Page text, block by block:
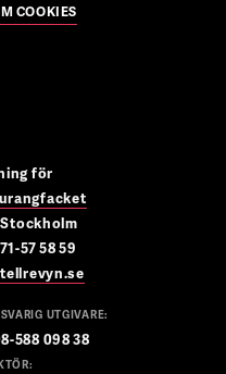
COOKIES
för
Stockholm
57 58 59
UTGIVARE:
588 098 38